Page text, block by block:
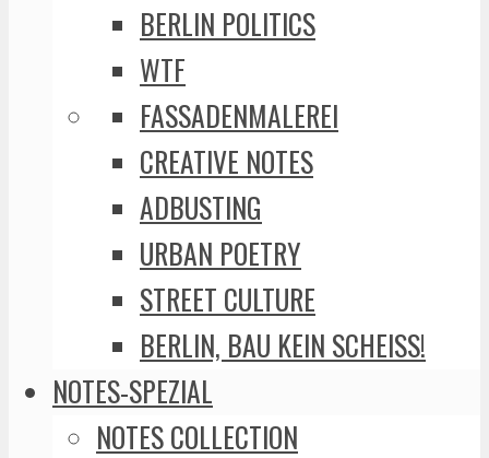
BERLIN POLITICS
WTF
FASSADENMALEREI
CREATIVE NOTES
ADBUSTING
URBAN POETRY
STREET CULTURE
BERLIN, BAU KEIN SCHEISS!
NOTES-SPEZIAL
NOTES COLLECTION